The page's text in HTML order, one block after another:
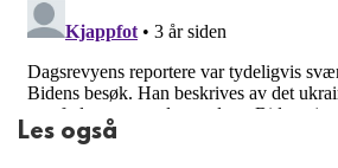
Les også